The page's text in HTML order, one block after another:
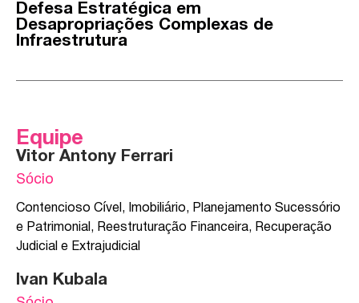
Defesa Estratégica em
Desapropriações Complexas de
Infraestrutura
Equipe
Vitor Antony Ferrari
Sócio
Contencioso Cível , Imobiliário, Planejamento Sucessório
e Patrimonial , Reestruturação Financeira, Recuperação
Judicial e Extrajudicial
Ivan Kubala